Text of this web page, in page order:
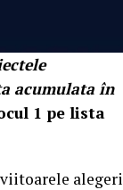
acumulata în
1 pe lista
alegeri